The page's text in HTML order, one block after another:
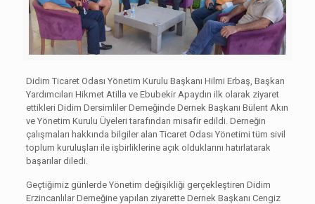
Didim Ticaret Odası Yönetim Kurulu Başkanı Hilmi Erbaş, Başkan
Yardımcıları Hikmet Atilla ve Ebubekir Apaydın ilk olarak ziyaret
ettikleri Didim Dersimliler Derneğinde Dernek Başkanı Bülent Akın
ve Yönetim Kurulu Üyeleri tarafından misafir edildi. Derneğin
çalışmaları hakkında bilgiler alan Ticaret Odası Yönetimi tüm sivil
toplum kuruluşları ile işbirliklerine açık olduklarını hatırlatarak
başarılar diledi.
Geçtiğimiz günlerde Yönetim değişikliği gerçekleştiren Didim
Erzincanlılar Derneğine yapılan ziyarette Dernek Başkanı Cengiz